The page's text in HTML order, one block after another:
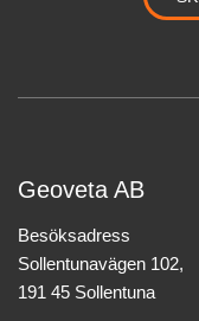
Geoveta AB
Besöksadress
Sollentunavägen 102,
191 45 Sollentuna